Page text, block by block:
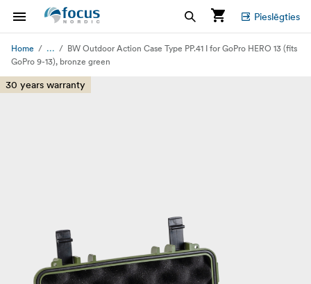
Pieslēgties
Home ...
BW Outdoor Action Case Type PP.41 I for GoPro HERO 13 (fits
GoPro 9-13), bronze green
30 years warranty